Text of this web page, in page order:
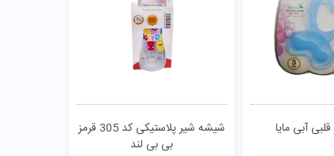
آبی مایا
شیشه شیر پلاستیکی کد 305 قرمز
بی بی لند